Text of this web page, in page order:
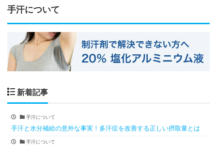
手汗について
新着記事
手汗について
手汗と水分補給の意外な事実！多汗症を改善する正しい摂取量とは
手汗について